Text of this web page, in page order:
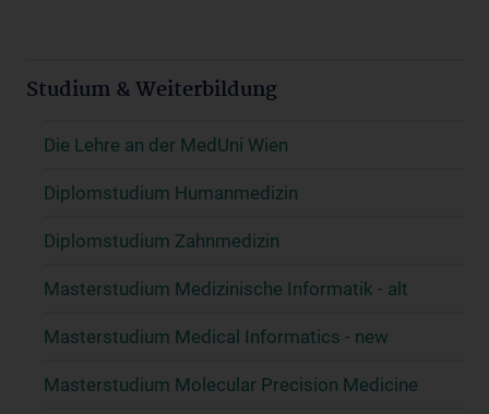
Studium & Weiterbildung
Die Lehre an der MedUni Wien
Diplomstudium Humanmedizin
Diplomstudium Zahnmedizin
Masterstudium Medizinische Informatik - alt
Masterstudium Medical Informatics - new
Masterstudium Molecular Precision Medicine